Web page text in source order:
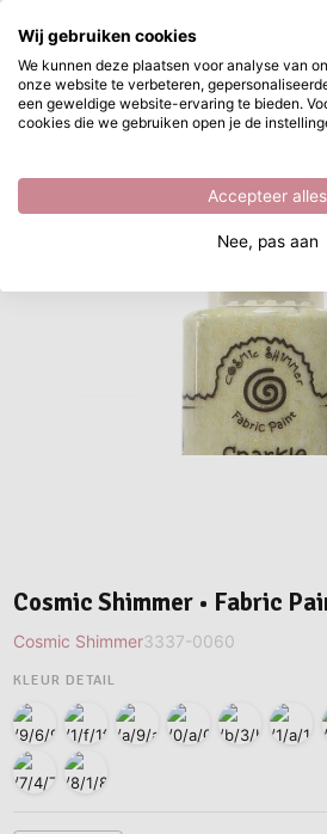
Ga naar hoofdinhoud
Direct uit voorraad
/ Textielverf / Cosmic Shimmer •
Cosmic Shimmer • Fabric
Cosmic Shimmer3337-0060
KLEUR DETAIL
Waar ben je naar op zoek?
Wij gebruiken cookies
We kunnen deze plaatsen voor analyse van
onze website te verbeteren,
een geweldige website-ervaring te bieden.
cookies die we gebruiken open je de
Accepteer alles
Nee, pas aan